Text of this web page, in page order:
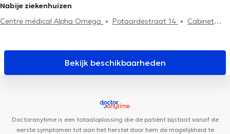
Sint-Stevens-Woluwe
Neuropsychologen in Sint-Genesius-Rode
Nabije ziekenhuizen
Centre médical Alpha Omega
Potaardestraat 14
Cabinet
Berchem-Sainte-Agathe
La maison de Geoffroy
Health
Centre Médical Médi-Santé Ganshoren
Centre Dyaz
MediDenti Ganshoren
VOCLIdental BASILIQUE
Centre Dentaire Charles-Quint
Bekijk beschikbaarheden
Doctoranytime is een totaaloplossing die de patiënt bijstaat vanaf de
eerste symptomen tot aan het herstel door hem de mogelijkheid te